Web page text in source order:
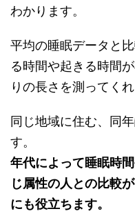
わかります。
平均の睡眠データと
る時間や起きる時間
りの長さを測ってくれ
同じ地域に住む、同
す。
年代によって睡眠時
じ属性の人との比較
にも役立ちます。